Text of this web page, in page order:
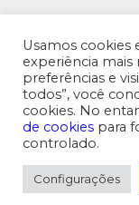
MENU SUPERIOR
Usamos cookies
experiência mais
preferências e
todos”, você
cookies. No
de cookies para
controlado.
Configurações